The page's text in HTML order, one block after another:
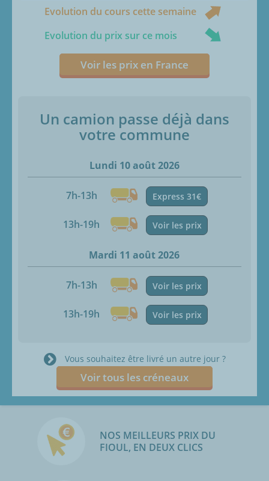
Evolution du cours cette semaine
Evolution du prix sur ce mois
Voir les prix en France
Un camion passe déjà dans
votre commune
Lundi 10 août 2026
7h-13h Express 31€
13h-19h Voir les prix
Mardi 11 août 2026
7h-13h Voir les prix
13h-19h Voir les prix
Vous souhaitez être livré un autre jour ?
Voir tous les créneaux
NOS MEILLEURS PRIX DU
FIOUL, EN DEUX CLICS